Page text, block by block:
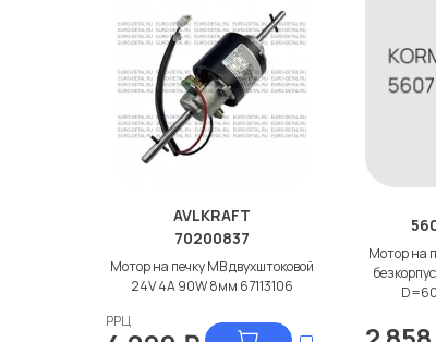
AVLKRAFT
70200837
Мотор на печку МВ двухштоковой
24V 4A 90W 8мм 67113106
РРЦ
Мотор на